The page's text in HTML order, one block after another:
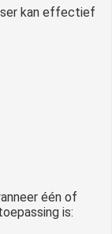
kan effectief
één of
is: